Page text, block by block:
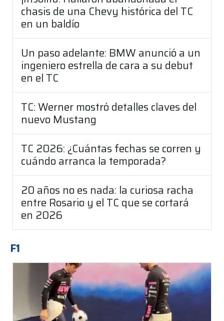
chasis de una Chevy histórica del TC
en un baldío
Un paso adelante: BMW anunció a un
ingeniero estrella de cara a su debut
en el TC
TC: Werner mostró detalles claves del
nuevo Mustang
TC 2026: ¿Cuántas fechas se corren y
cuándo arranca la temporada?
20 años no es nada: la curiosa racha
entre Rosario y el TC que se cortará
en 2026
F1